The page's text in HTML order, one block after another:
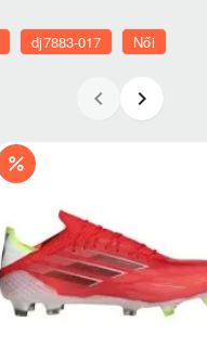
dj7883-017 Női